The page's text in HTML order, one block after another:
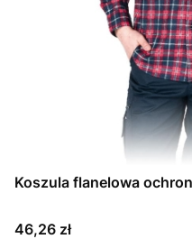
Koszula flanelowa
Cena
46,26 zł